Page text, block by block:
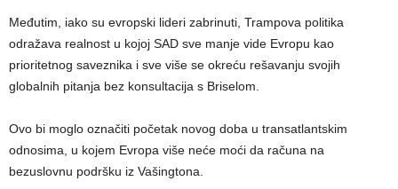
Međutim, iako su evropski lideri zabrinuti, Trampova politika
odražava realnost u kojoj SAD sve manje vide Evropu kao
prioritetnog saveznika i sve više se okreću rešavanju svojih
globalnih pitanja bez konsultacija s Briselom.
Ovo bi moglo označiti početak novog doba u transatlantskim
odnosima, u kojem Evropa više neće moći da računa na
bezuslovnu podršku iz Vašingtona.